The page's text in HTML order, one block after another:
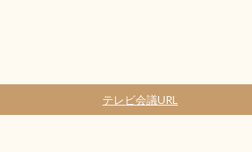
テレビ会議URL